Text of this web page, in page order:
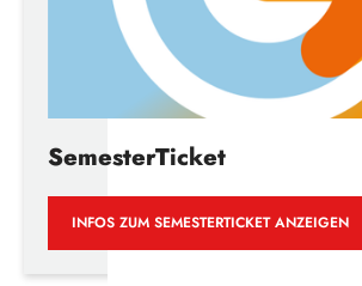
SemesterTicket
INFOS ZUM SEMESTERTICKET ANZEIGEN